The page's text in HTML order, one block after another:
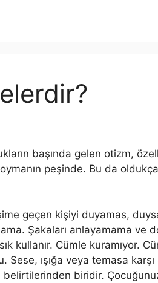
başında gelen otizm,
peşinde. Bu da
geçen kişiyi duyamas,
Şakaları anlayamama ve
kullanır. Cümle kuramıyor.
ışığa veya temasa
belirtilerinden biridir.